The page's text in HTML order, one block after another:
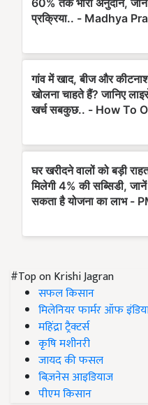
#Top on Krishi Jagran
सफल किसान
मिलेनियर फार्मर ऑफ
महिंद्रा ट्रैक्टर्स
कृषि मशीनरी
जायद की फसल
बिज़नेस आइडियाज
पीएम किसान